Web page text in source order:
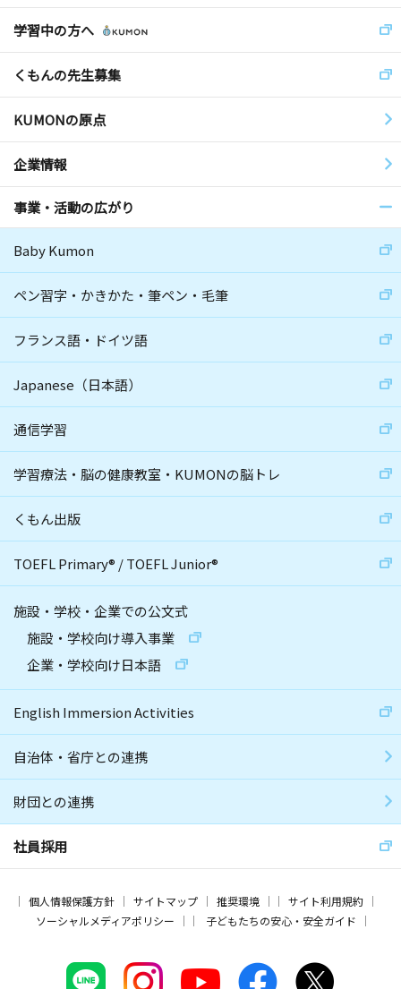
学習中の方へ
くもんの先生募集
KUMONの原点
企業情報
事業・活動の広がり
Baby Kumon
ペン習字・かきかた・筆ペン・毛筆
フランス語・ドイツ語
Japanese（日本語）
通信学習
学習療法・脳の健康教室・KUMONの脳トレ
くもん出版
TOEFL Primary® /TOEFL Junior®
施設・学校・企業での公文式
施設・学校向け導入事業
企業・学校向け日本語
English Immersion Activities
自治体・省庁との連携
財団との連携
社員採用
個人情報保護方針 サイトマップ 推奨環境
サイト利用規約
ソーシャルメディアポリシー
子どもたちの安心・安全ガイド